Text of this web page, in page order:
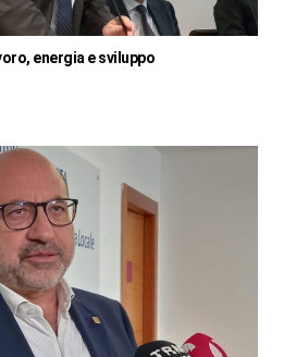
energia e sviluppo